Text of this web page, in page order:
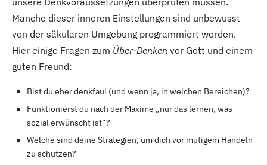
Manche dieser inneren Einstellungen sind unbewusst
von der säkularen Umgebung programmiert worden.
Hier einige Fragen zum Über-Denken vor Gott und einem
guten Freund:
Bist du eher denkfaul (und wenn ja, in welchen Bereichen)?
Funktionierst du nach der Maxime „nur das lernen, was
sozial erwünscht ist“?
Welche sind deine Strategien, um dich vor mutigem Handeln
zu schützen?